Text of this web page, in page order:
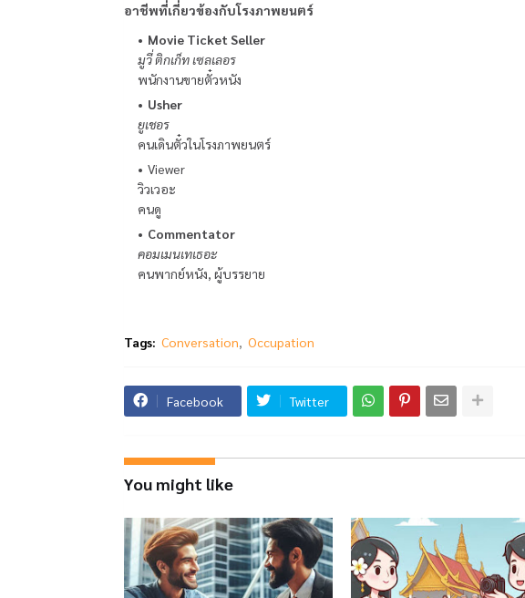
อาชีพที่เกี่ยวข้องกับโรงภาพยนตร์
Movie Ticket Seller
มูวี่ ติกเก็ท เซลเลอร
พนักงานขายตั๋วหนัง
Usher
ยูเชอร
คนเดินตั๋วในโรงภาพยนตร์
Viewer
วิวเวอะ
คนดู
Commentator
คอมเมนเทเธอะ
คนพากย์หนัง, ผู้บรรยาย
Tags: Conversation Occupation
Facebook Twitter
You might like